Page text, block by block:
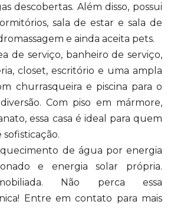
descobertas. Além disso, possui
sala de estar e sala de
e ainda aceita pets.
de serviço, banheiro de serviço,
closet, escritório e uma ampla
churrasqueira e piscina para o
Com piso em mármore,
essa casa é ideal para quem
de água por energia
e energia solar própria.
Não perca essa
Entre em contato para mais